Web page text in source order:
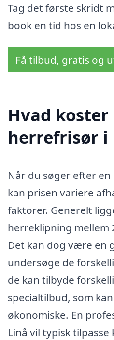
Tag det første skridt
book en tid hos en
Få tilbud, gratis og
Hvad koster
herrefrisør i
Når du søger efter
kan prisen variere
faktorer. Generelt
herreklipning mellem
Det kan dog være en
undersøge de
de kan tilbyde
specialtilbud, som
økonomiske. En
Linå vil typisk